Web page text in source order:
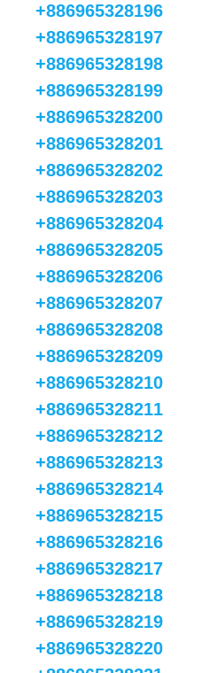
+886965328196
+886965328197
+886965328198
+886965328199
+886965328200
+886965328201
+886965328202
+886965328203
+886965328204
+886965328205
+886965328206
+886965328207
+886965328208
+886965328209
+886965328210
+886965328211
+886965328212
+886965328213
+886965328214
+886965328215
+886965328216
+886965328217
+886965328218
+886965328219
+886965328220